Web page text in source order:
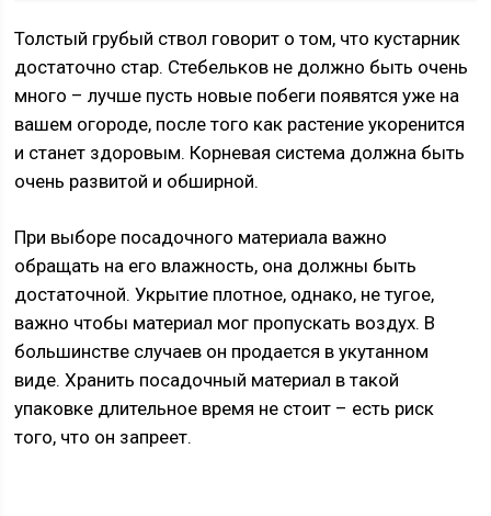
Толстый грубый ствол говорит о том, что кустарник
достаточно стар. Стебельков не должно быть очень
много – лучше пусть новые побеги появятся уже на
вашем огороде, после того как растение укоренится
и станет здоровым. Корневая система должна быть
очень развитой и обширной.
При выборе посадочного материала важно
обращать на его влажность, она должны быть
достаточной. Укрытие плотное, однако, не тугое,
важно чтобы материал мог пропускать воздух. В
большинстве случаев он продается в укутанном
виде. Хранить посадочный материал в такой
упаковке длительное время не стоит – есть риск
того, что он запреет.